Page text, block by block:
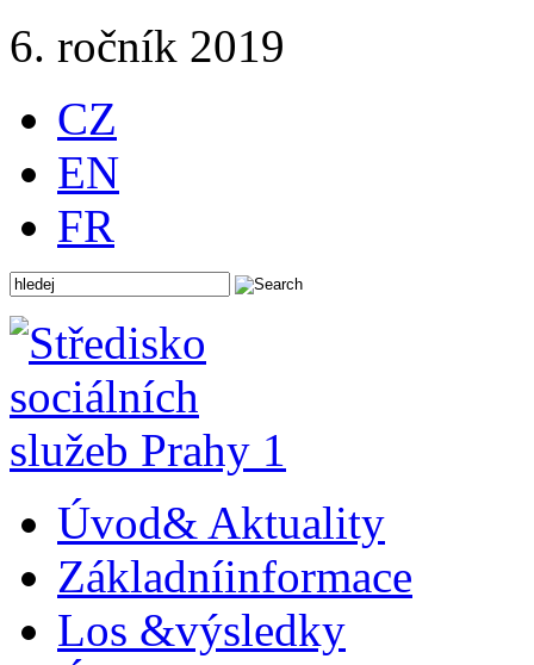
6. ročník 2019
CZ
EN
FR
Úvod& Aktuality
Základníinformace
Los &výsledky